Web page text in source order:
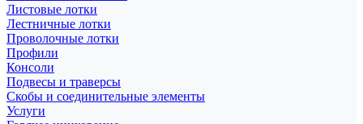
Листовые лотки
Лестничные лотки
Проволочные лотки
Профили
Консоли
Подвесы и траверсы
Скобы и соединительные элементы
Услуги